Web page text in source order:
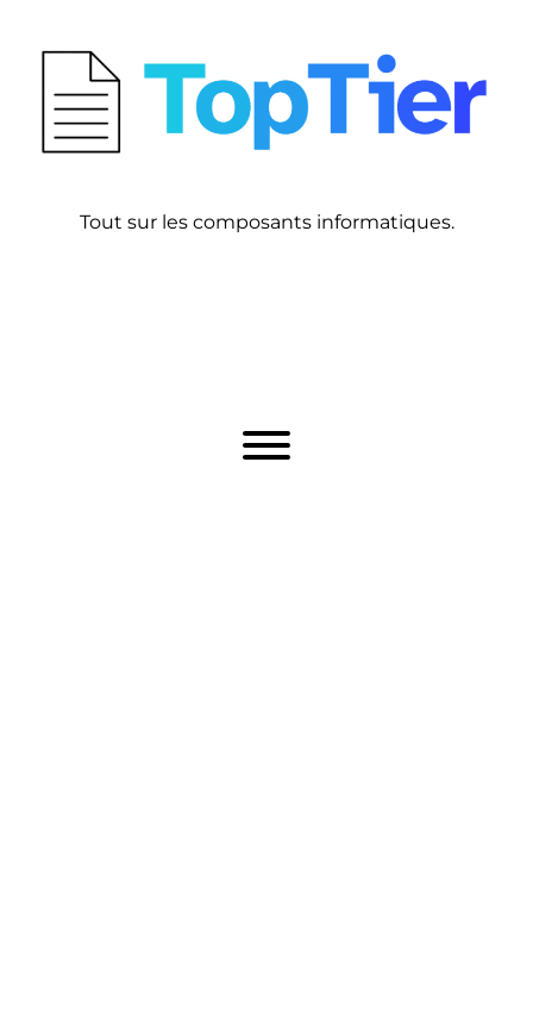
Tout sur les composants informatiques.